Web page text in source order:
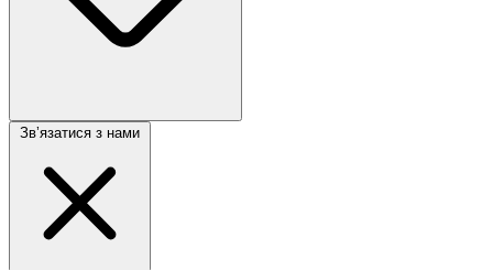
Звʼязатися з нами